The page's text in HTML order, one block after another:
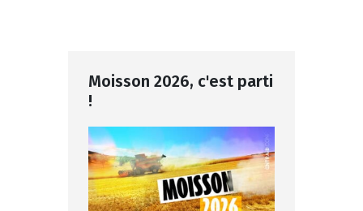
Moisson 2026, c'est parti
!